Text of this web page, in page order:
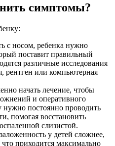
симптомы?
с носом, ребенка нужно
поставит правильный
различные исследования
рентген или компьютерная
начать лечение, чтобы
и оперативного
нужно постоянно проводить
помогая восстановить
слизистой.
у детей сложнее,
приходится максимально